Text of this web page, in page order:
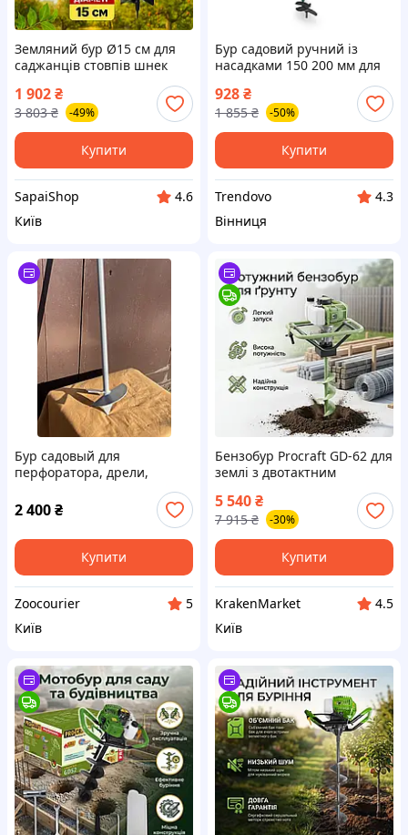
Земляний бур Ø15 см для
саджанців стовпів шнек
ручний 105 см інструмент
садовий боровмісна сталь
міцний
1 902₴
3 803 ₴ -49%
Купити
SapaiShop
4.6
Київ
Бур садовий ручний із
насадками 150 200 мм для
саджанці фундаментні
роботи
928₴
1 855 ₴ -50%
Купити
Trendovo
4.3
Вінниця
Бур садовый для
перфоратора, дрели,
садовый sds plus, sds max
150 мм
2 400₴
Купити
Zoocourier
5
Київ
Бензобур Procraft GD-62 для
землі з двотактним
бензиновий бур для стовпів
для земляних робіт на дачі
та в саду
5 540₴
7 915 ₴ -30%
Купити
KrakenMarket
4.5
Київ